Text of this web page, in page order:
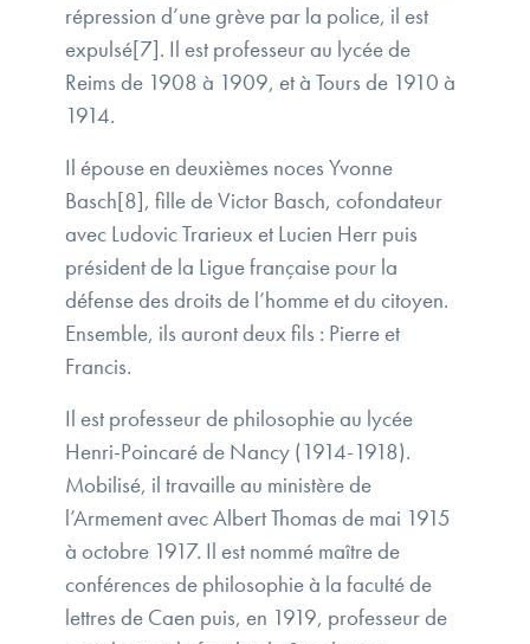
répression d’une grève par la police, il est
expulsé[7]. Il est professeur au lycée de
Reims de 1908 à 1909, et à Tours de 1910 à
1914.
Il épouse en deuxièmes noces Yvonne
Basch[8], fille de Victor Basch, cofondateur
avec Ludovic Trarieux et Lucien Herr puis
président de la Ligue française pour la
défense des droits de l’homme et du citoyen.
Ensemble, ils auront deux fils : Pierre et
Francis.
Il est professeur de philosophie au lycée
Henri-Poincaré de Nancy (1914-1918).
Mobilisé, il travaille au ministère de
l’Armement avec Albert Thomas de mai 1915
à octobre 1917. Il est nommé maître de
conférences de philosophie à la faculté de
lettres de Caen puis, en 1919, professeur de